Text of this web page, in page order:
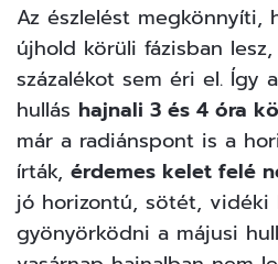
Az észlelést megkönnyíti,
újhold körüli fázisban
százalékot sem éri el. Így
hullás hajnali 3 és 4 óra
már a radiánspont is a
írták, érdemes kelet felé
jó horizontú, sötét, vidéki
gyönyörködni a májusi